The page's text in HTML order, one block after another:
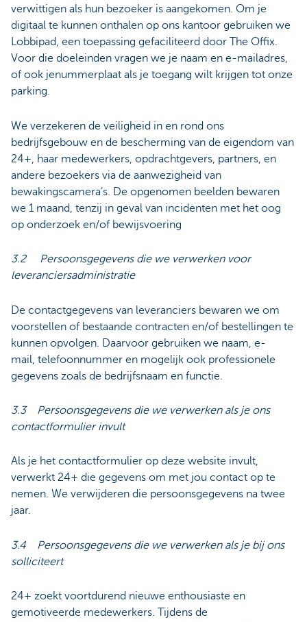
verwittigen als hun bezoeker is aangekomen. Om je
digitaal te kunnen onthalen op ons kantoor gebruiken we
Lobbipad, een toepassing gefaciliteerd door The Offix.
Voor die doeleinden vragen we je naam en e-mailadres,
of ook jenummerplaat als je toegang wilt krijgen tot onze
parking.
We verzekeren de veiligheid in en rond ons
bedrijfsgebouw en de bescherming van de eigendom van
24+, haar medewerkers, opdrachtgevers, partners, en
andere bezoekers via de aanwezigheid van
bewakingscamera’s. De opgenomen beelden bewaren
we 1 maand, tenzij in geval van incidenten met het oog
op onderzoek en/of bewijsvoering
3.2 Persoonsgegevens die we verwerken voor
leveranciersadministratie
De contactgegevens van leveranciers bewaren we om
voorstellen of bestaande contracten en/of bestellingen te
kunnen opvolgen. Daarvoor gebruiken we naam, e-
mail, telefoonnummer en mogelijk ook professionele
gegevens zoals de bedrijfsnaam en functie.
3.3 Persoonsgegevens die we verwerken als je ons
contactformulier invult
Als je het contactformulier op deze website invult,
verwerkt 24+ die gegevens om met jou contact op te
nemen. We verwijderen die persoonsgegevens na twee
jaar.
3.4 Persoonsgegevens die we verwerken als je bij ons
solliciteert
24+ zoekt voortdurend nieuwe enthousiaste en
gemotiveerde medewerkers. Tijdens de